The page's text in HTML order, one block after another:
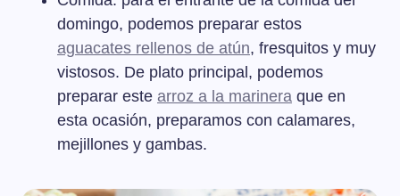
domingo, podemos preparar estos
aguacates rellenos de atún, fresquitos y muy
vistosos. De plato principal, podemos
preparar este arroz a la marinera que en
esta ocasión, preparamos con calamares,
mejillones y gambas.